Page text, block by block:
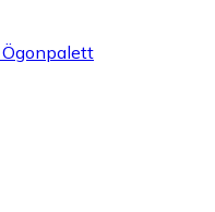
Ögonpalett